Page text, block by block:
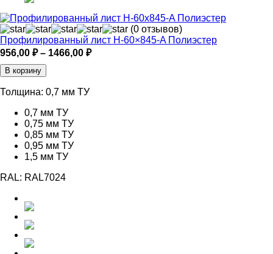
(0 отзывов)
Профилированный лист Н-60×845-A Полиэстер
956,00 ₽ – 1466,00 ₽Диапазон
В корзину
Толщина: 0,7 мм ТУ
0,7 мм ТУ
0,75 мм ТУ
0,85 мм ТУ
0,95 мм ТУ
1,5 мм ТУ
RAL: RAL7024